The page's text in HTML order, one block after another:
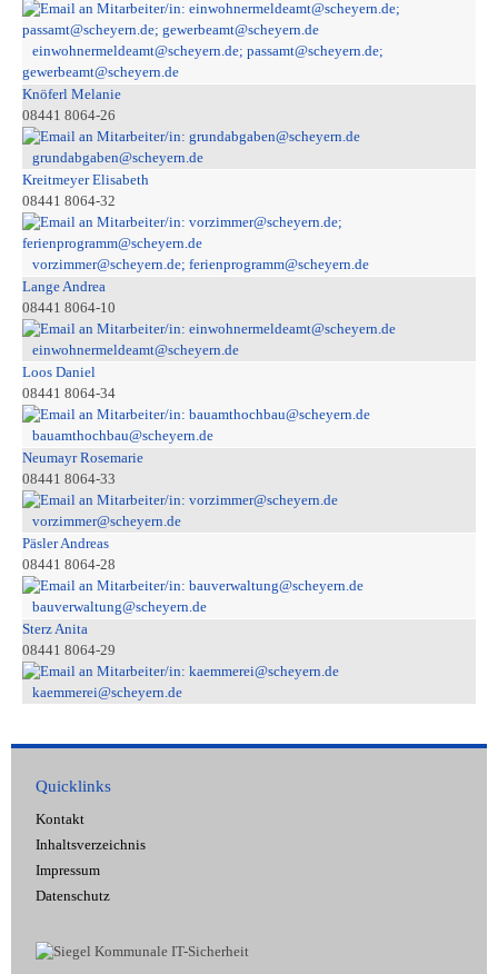
einwohnermeldeamt@scheyern.de; passamt@scheyern.de;
gewerbeamt@scheyern.de
Knöferl Melanie
08441 8064-26
grundabgaben@scheyern.de
Kreitmeyer Elisabeth
08441 8064-32
vorzimmer@scheyern.de; ferienprogramm@scheyern.de
Lange Andrea
08441 8064-10
einwohnermeldeamt@scheyern.de
Loos Daniel
08441 8064-34
bauamthochbau@scheyern.de
Neumayr Rosemarie
08441 8064-33
vorzimmer@scheyern.de
Päsler Andreas
08441 8064-28
bauverwaltung@scheyern.de
Sterz Anita
08441 8064-29
kaemmerei@scheyern.de
Quicklinks
Kontakt
Inhaltsverzeichnis
Impressum
Datenschutz